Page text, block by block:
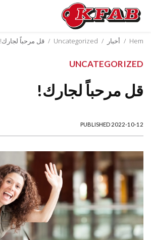
Skip
content
Hem
/ أخبار /
Uncategorized
/ قل مرحباً لجارك!
UNCATEGORIZED
قل مرحباً لجارك!
PUBLISHED 2022-10-12